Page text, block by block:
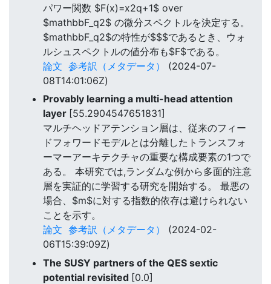
パワー関数 $F(x)=x2q+1$ over
$mathbbF_q2$ の微分スペクトルを決定する。
$mathbbF_q2$の特性が$$$であるとき、ウォ
ルシュスペクトルの値分布も$F$である。
論文 参考訳（メタデータ）
(2024-07-
08T14:01:06Z)
Provably learning a multi-head attention
layer [55.2904547651831]
マルチヘッドアテンション層は、従来のフィー
ドフォワードモデルとは分離したトランスフォ
ーマーアーキテクチャの重要な構成要素の1つで
ある。 本研究では,ランダムな例から多面的注意
層を実証的に学習する研究を開始する。 最悪の
場合、$m$に対する指数的依存は避けられない
ことを示す。
論文 参考訳（メタデータ）
(2024-02-
06T15:39:09Z)
The SUSY partners of the QES sextic
potential revisited [0.0]